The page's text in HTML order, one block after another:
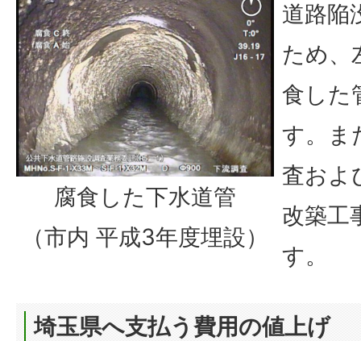
腐食した下水道管
（市内 平成3年度埋設）
道路陥
ため、
食した
す。ま
査およ
改築工
す。
埼玉県へ支払う費用の値上げ